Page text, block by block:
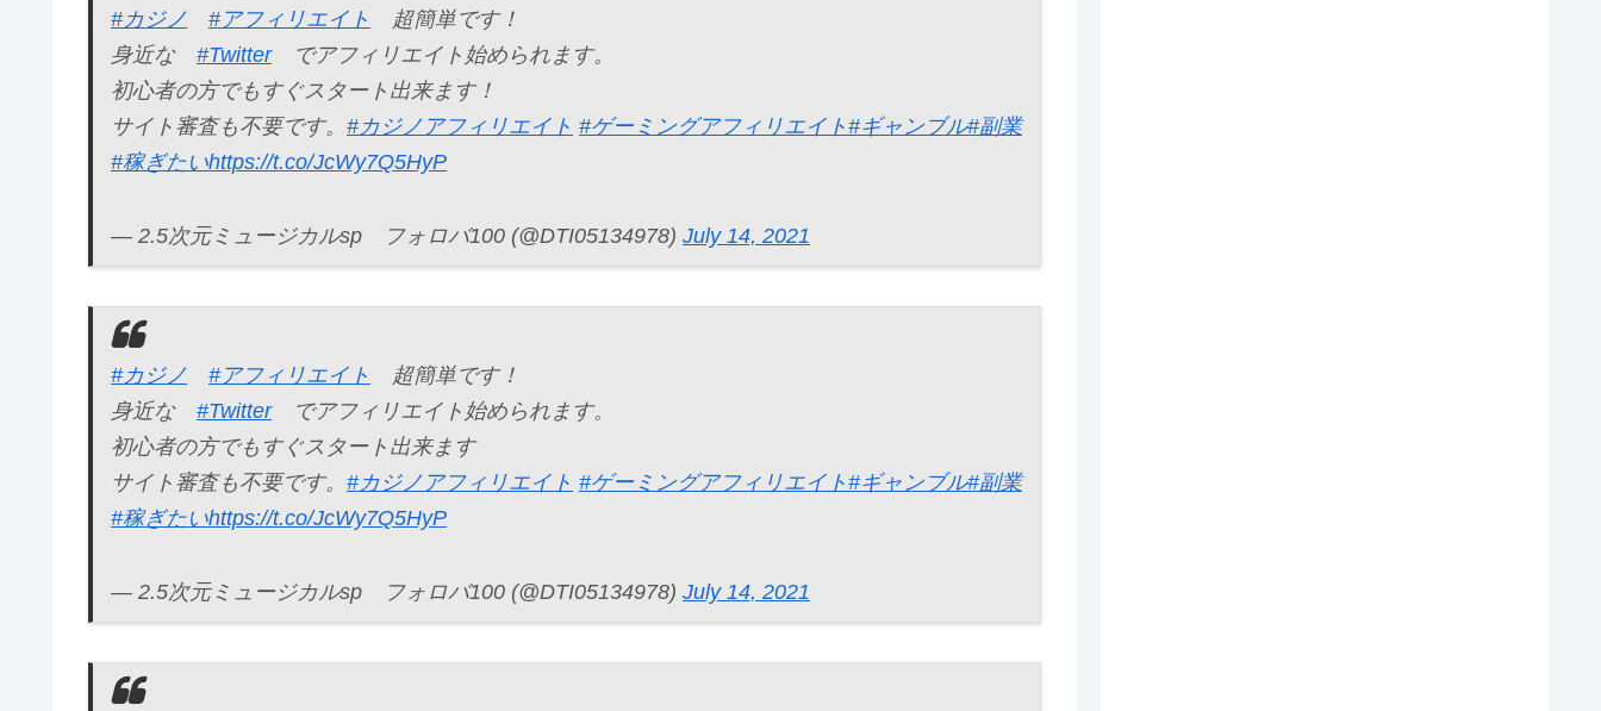
#カジノ #アフィリエイト
超簡単です！
身近な #Twitterでアフィリエイト始められます。
初心者の方でもすぐスタート出来ます！
サイト審査も不要です。 #カジノアフィリエイト #ゲーミングアフィリエイト#ギャンブル#副業
#稼ぎたいhttps://t.co/JcWy7Q5HyP
— 2.5次元ミュージカルsp フォロバ100 (@DTI05134978) July 14, 2021
#カジノ #アフィリエイト
超簡単です！
身近な #Twitterでアフィリエイト始められます。
初心者の方でもすぐスタート出来ます
サイト審査も不要です。 #カジノアフィリエイト #ゲーミングアフィリエイト#ギャンブル#副業
#稼ぎたいhttps://t.co/JcWy7Q5HyP
— 2.5次元ミュージカルsp フォロバ100 (@DTI05134978) July 14, 2021